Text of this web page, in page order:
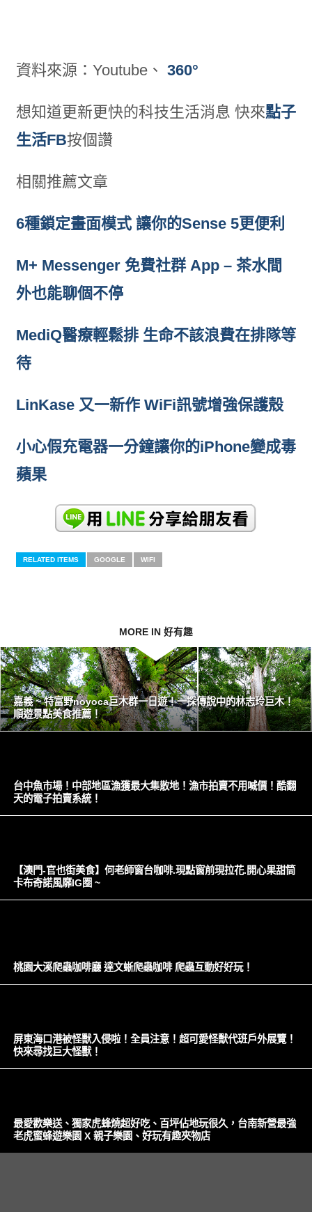
資料來源：Youtube、 360°
想知道更新更快的科技生活消息 快來點子
生活FB按個讚
相關推薦文章
6種鎖定畫面模式 讓你的Sense 5更便利
M+ Messenger 免費社群 App – 茶水間
外也能聊個不停
MediQ醫療輕鬆排 生命不該浪費在排隊等
待
LinKase 又一新作 WiFi訊號增強保護殼
小心假充電器一分鐘讓你的iPhone變成毒
蘋果
RELATED ITEMS GOOGLE WIFI
MORE IN 好有趣
嘉義 ~ 特富野noyoca巨木群一日遊！一探傳說中的林志玲巨木！
順遊景點美食推薦！
台中魚市場！中部地區漁獲最大集散地！漁市拍賣不用喊價！酷翻
天的電子拍賣系統！
【澳門-官也街美食】何老師窗台咖啡.現點窗前現拉花.開心果甜筒
卡布奇諾風靡IG圈 ~
桃園大溪爬蟲咖啡廳 達文蜥爬蟲咖啡 爬蟲互動好好玩！
屏東海口港被怪獸入侵啦！全員注意！超可愛怪獸代班戶外展覽！
快來尋找巨大怪獸！
最愛歡樂送、獨家虎蜂燒超好吃、百坪佔地玩很久，台南新營最強
老虎蜜蜂遊樂園 X 親子樂園、好玩有趣夾物店